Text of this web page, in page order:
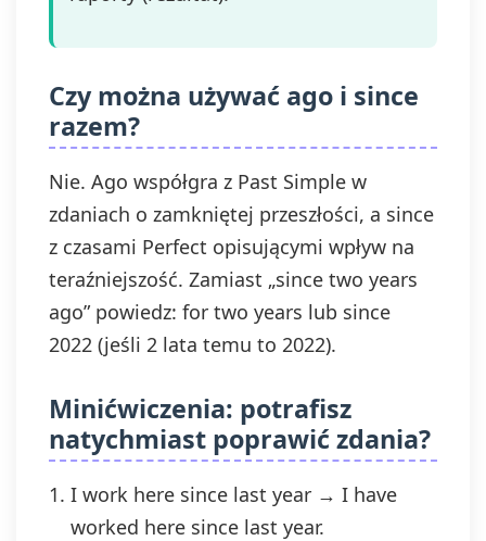
Czy można używać ago i since
razem?
Nie. Ago współgra z Past Simple w
zdaniach o zamkniętej przeszłości, a since
z czasami Perfect opisującymi wpływ na
teraźniejszość. Zamiast „since two years
ago” powiedz: for two years lub since
2022 (jeśli 2 lata temu to 2022).
Minićwiczenia: potrafisz
natychmiast poprawić zdania?
I work here since last year → I have
worked here since last year.